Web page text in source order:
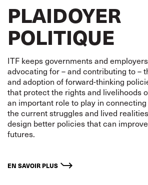
PLAIDOYER
POLITIQUE
ITF keeps governments and
advocating for – and contributing to –
and adoption of forward-thinking
that protect the rights and livelihoods
an important role to play in
the current struggles and lived
design better policies that can
futures.
EN SAVOIR PLUS